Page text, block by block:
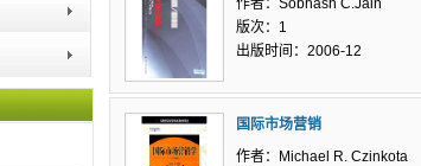
作者：Sobhash C.Jain
版次：1
出版时间：2006-12
国际市场营销
作者：Michael R. Czinkota